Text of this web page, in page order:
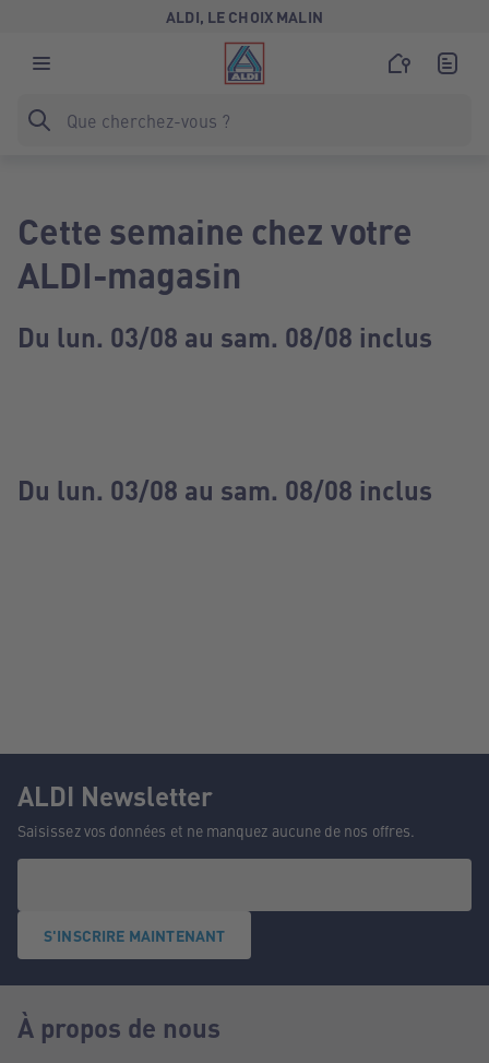
ALDI, LE CHOIX MALIN
Cette semaine chez votre
ALDI-magasin
Du lun. 03/08 au sam. 08/08 inclus
Du lun. 03/08 au sam. 08/08 inclus
ALDI Newsletter
Saisissez vos données et ne manquez aucune de nos offres.
S'INSCRIRE MAINTENANT
À propos de nous